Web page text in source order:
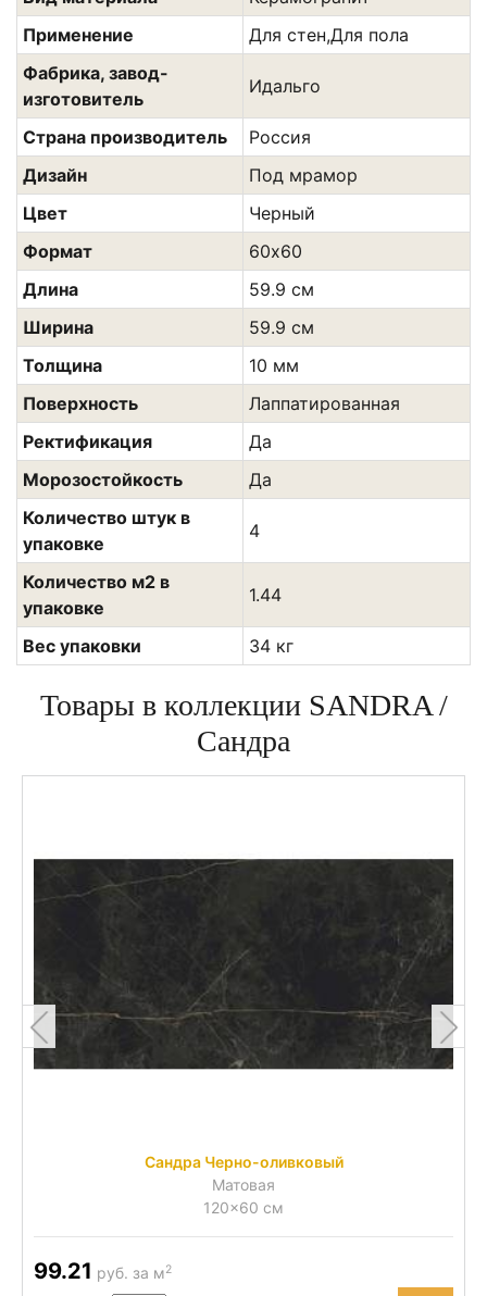
Применение
Для стен,Для пола
Фабрика, завод-
изготовитель
Идальго
Страна производитель
Россия
Дизайн
Под мрамор
Цвет
Черный
Формат
60х60
Длина
59.9 см
Ширина
59.9 см
Толщина
10 мм
Поверхность
Лаппатированная
Ректификация
Да
Морозостойкость
Да
Количество штук в
упаковке
4
Количество м2 в
упаковке
1.44
Вес упаковки 34 кг
Товары в коллекции SANDRA /
Сандра
Сандра Черно-оливковый
Матовая
120x60 см
99.21 руб. за м2